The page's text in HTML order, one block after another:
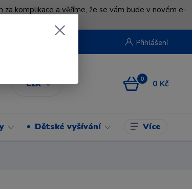
komplikace a věříme, že se vám bude v novém e-
CZK
Přihlášení
0 0 Kč
Dětské vyšívání Více